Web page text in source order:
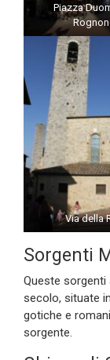
Piazza
Via della
Sorgenti
Queste sorgenti
secolo, situate
gotiche e
sorgente.